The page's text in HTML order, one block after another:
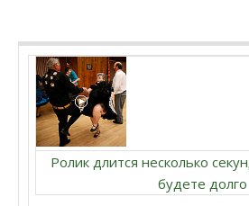
Ролик длится несколько
будете долго